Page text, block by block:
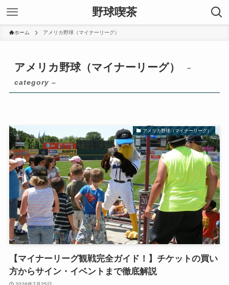
野球喫茶
ホーム アメリカ野球（マイナーリーグ）
アメリカ野球（マイナーリーグ）
–
category –
アメリカ野球（マイナーリーグ）
【マイナーリーグ観戦完全ガイド！】チケットの買い
方からサイン・イベントまで徹底解説